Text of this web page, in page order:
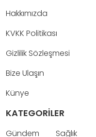
Hakkımızda
KVKK Politikası
Gizlilik Sözleşmesi
Bize Ulaşın
Künye
KATEGORİLER
Gündem
Sağlık